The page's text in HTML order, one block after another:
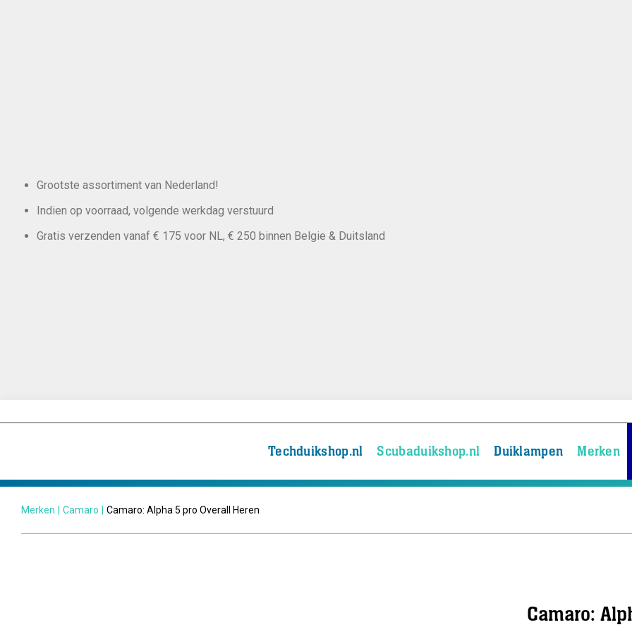
Grootste assortiment van Nederland!
Indien op voorraad, volgende werkdag verstuurd
Gratis verzenden vanaf € 175 voor NL, € 250 binnen Belgie & Duitsland
Techduikshop.nl Scubaduikshop.nl Duiklampen Merken
Merken Camaro Camaro: Alpha 5 pro Overall Heren
Camaro: